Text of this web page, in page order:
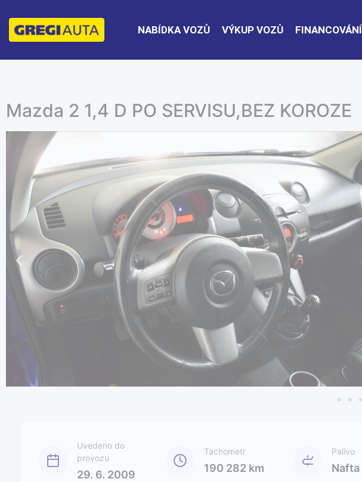
NABÍDKA VOZŮ VÝKUP VOZŮ FINANCOVÁNÍ
Mazda 2 1,4 D PO SERVISU,BEZ KOROZE
Uvedeno do
provozu
29. 6. 2009
Tachometr
190 282 km
Palivo
Nafta